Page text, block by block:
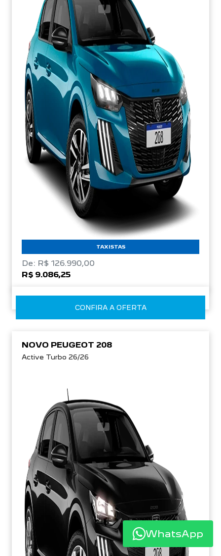
TAXISTAS
De: R$ 126.990,00
R$ 9.086,25
CONFIRA A OFERTA
NOVO PEUGEOT 208
Active Turbo 26/26
WhatsApp